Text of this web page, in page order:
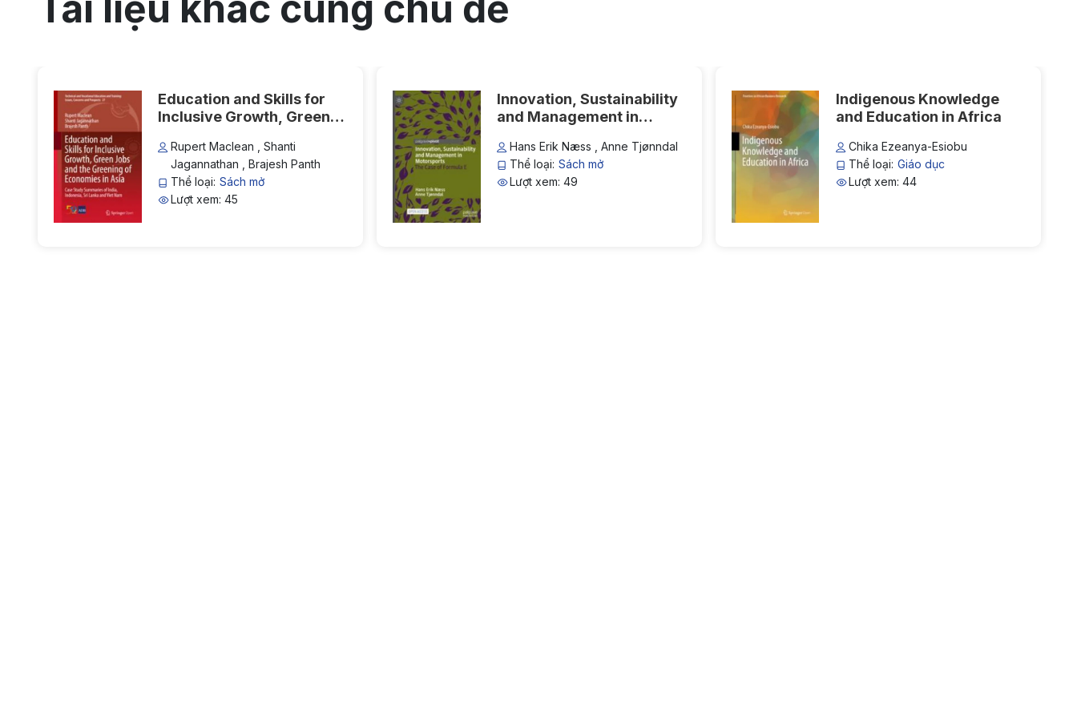
documentation.
Education and Skills for
Inclusive Growth, Green
Economies in Asia: Case
Study Summaries of India,
Indonesia, Sri Lanka and
Viet Nam
Rupert Maclean , Shanti
Jagannathan , Brajesh Panth
Thể loại: Sách mở
Lượt xem: 45
Innovation, Sustainability
and Management in
Formula E
Hans Erik Næss , Anne Tjønndal
Thể loại: Sách mở
Lượt xem: 49
Indigenous Knowledge
and Education in Africa
Chika Ezeanya-Esiobu
Thể loại: Giáo dục
Lượt xem: 44